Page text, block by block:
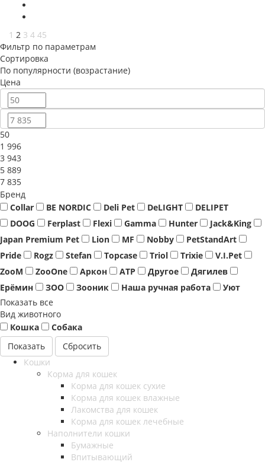
1 2 3 4 45
Фильтр по параметрам
Сортировка
По популярности (возрастание)
Цена
50
1 996
3 943
5 889
7 835
Бренд
Collar
BE NORDIC Deli Pet DeLIGHT
DELIPET
DOOG
Ferplast Flexi Gamma Hunter
Jack&King
Japan Premium Pet
Lion MF Nobby
PetStandArt
Pride
Rogz Stefan Topcase Triol Trixie
V.I.Pet
ZooM
ZooOne Аркон АТР Другое
Дягилев
Ерёмин
ЗОО Зооник Наша ручная работа
Уют
Показать все
Вид животного
Кошка
Собака
Сбросить
Кошки
Корма для кошек
Корма для кошек сухие
Корма для кошек влажные
Лакомства для кошек
Корма для кошек лечебные
Наполнители кошки
Бумажные
Впитывающий